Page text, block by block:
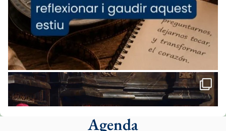
«Avui les santes Juliana i Semproniana ens
ajuden a alçar la mirada»
Mons. Sergi Gordo, bisbe de Tortosa, ha
presidit aquest 27 de juliol la missa de Les
Santes de Mataró.
🔗tinyurl.com/cvu5jmbk
📸 J. Merino
Agenda